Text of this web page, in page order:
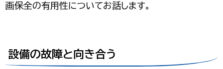
画保全の有用性についてお話します。
設備の故障と向き合う